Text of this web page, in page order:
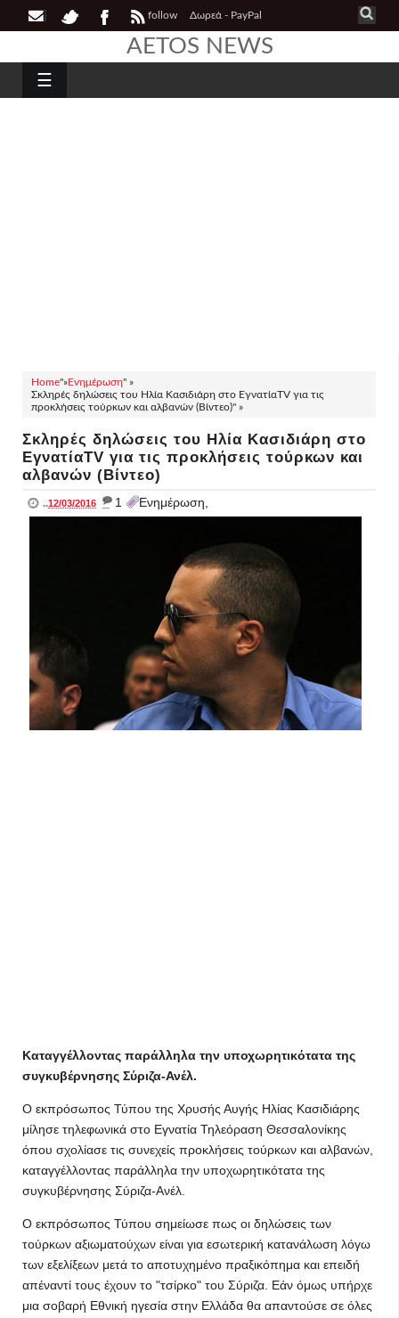
follow Δωρεά - PayPal
AETOS NEWS
☰
Home"»Ενημέρωση" »
Σκληρές δηλώσεις του Ηλία Κασιδιάρη στο ΕγνατίαTV για τις
προκλήσεις τούρκων και αλβανών (Βίντεο)" »
Σκληρές δηλώσεις του Ηλία Κασιδιάρη στο
ΕγνατίαTV για τις προκλήσεις τούρκων και
αλβανών (Βίντεο)
..12/03/2016 _ 1 Ενημέρωση,
Καταγγέλλοντας παράλληλα την υποχωρητικότατα της
συγκυβέρνησης Σύριζα-Ανέλ.
Ο εκπρόσωπος Τύπου της Χρυσής Αυγής Ηλίας Κασιδιάρης
μίλησε τηλεφωνικά στο Εγνατία Τηλεόραση Θεσσαλονίκης
όπου σχολίασε τις συνεχείς προκλήσεις τούρκων και αλβανών,
καταγγέλλοντας παράλληλα την υποχωρητικότατα της
συγκυβέρνησης Σύριζα-Ανέλ.
Ο εκπρόσωπος Τύπου σημείωσε πως οι δηλώσεις των
τούρκων αξιωματούχων είναι για εσωτερική κατανάλωση λόγω
των εξελίξεων μετά το αποτυχημένο πραξικόπημα και επειδή
απέναντί τους έχουν το "τσίρκο" του Σύριζα. Εάν όμως υπήρχε
μια σοβαρή Εθνική ηγεσία στην Ελλάδα θα απαντούσε σε όλες